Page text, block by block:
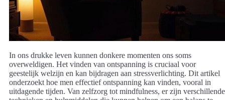
In ons drukke leven kunnen donkere momenten ons soms
overweldigen. Het vinden van ontspanning is cruciaal voor
geestelijk welzijn en kan bijdragen aan stressverlichting. Dit artikel
onderzoekt hoe men effectief ontspanning kan vinden, vooral in
uitdagende tijden. Van zelfzorg tot mindfulness, er zijn verschillende